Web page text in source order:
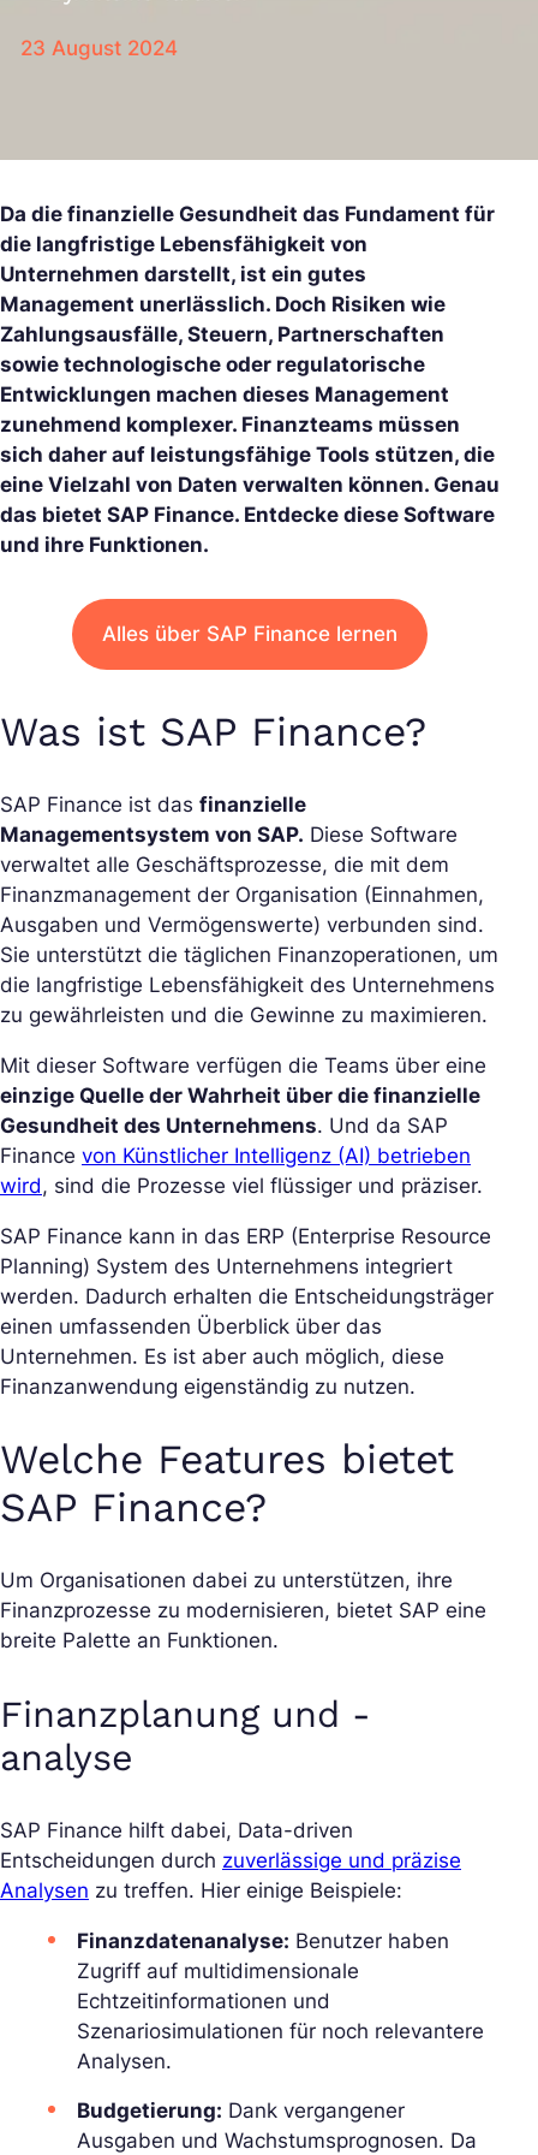
23 August 2024
Da die finanzielle Gesundheit das Fundament für
die langfristige Lebensfähigkeit von
Unternehmen darstellt, ist ein gutes
Management unerlässlich. Doch Risiken wie
Zahlungsausfälle, Steuern, Partnerschaften
sowie technologische oder regulatorische
Entwicklungen machen dieses Management
zunehmend komplexer. Finanzteams müssen
sich daher auf leistungsfähige Tools stützen, die
eine Vielzahl von Daten verwalten können. Genau
das bietet SAP Finance. Entdecke diese Software
und ihre Funktionen.
Alles über SAP Finance lernen
Was ist SAP Finance?
SAP Finance ist das finanzielle
Managementsystem von SAP. Diese Software
verwaltet alle Geschäftsprozesse, die mit dem
Finanzmanagement der Organisation (Einnahmen,
Ausgaben und Vermögenswerte) verbunden sind.
Sie unterstützt die täglichen Finanzoperationen, um
die langfristige Lebensfähigkeit des Unternehmens
zu gewährleisten und die Gewinne zu maximieren.
Mit dieser Software verfügen die Teams über eine
einzige Quelle der Wahrheit über die finanzielle
Gesundheit des Unternehmens. Und da SAP
Finance von Künstlicher Intelligenz (AI) betrieben
wird, sind die Prozesse viel flüssiger und präziser.
SAP Finance kann in das ERP (Enterprise Resource
Planning) System des Unternehmens integriert
werden. Dadurch erhalten die Entscheidungsträger
einen umfassenden Überblick über das
Unternehmen. Es ist aber auch möglich, diese
Finanzanwendung eigenständig zu nutzen.
Welche Features bietet
SAP Finance?
Um Organisationen dabei zu unterstützen, ihre
Finanzprozesse zu modernisieren, bietet SAP eine
breite Palette an Funktionen.
Finanzplanung und -
analyse
SAP Finance hilft dabei, Data-driven
Entscheidungen durch zuverlässige und präzise
Analysen zu treffen. Hier einige Beispiele:
Finanzdatenanalyse: Benutzer haben
Zugriff auf multidimensionale
Echtzeitinformationen und
Szenariosimulationen für noch relevantere
Analysen.
Budgetierung: Dank vergangener
Ausgaben und Wachstumsprognosen. Da